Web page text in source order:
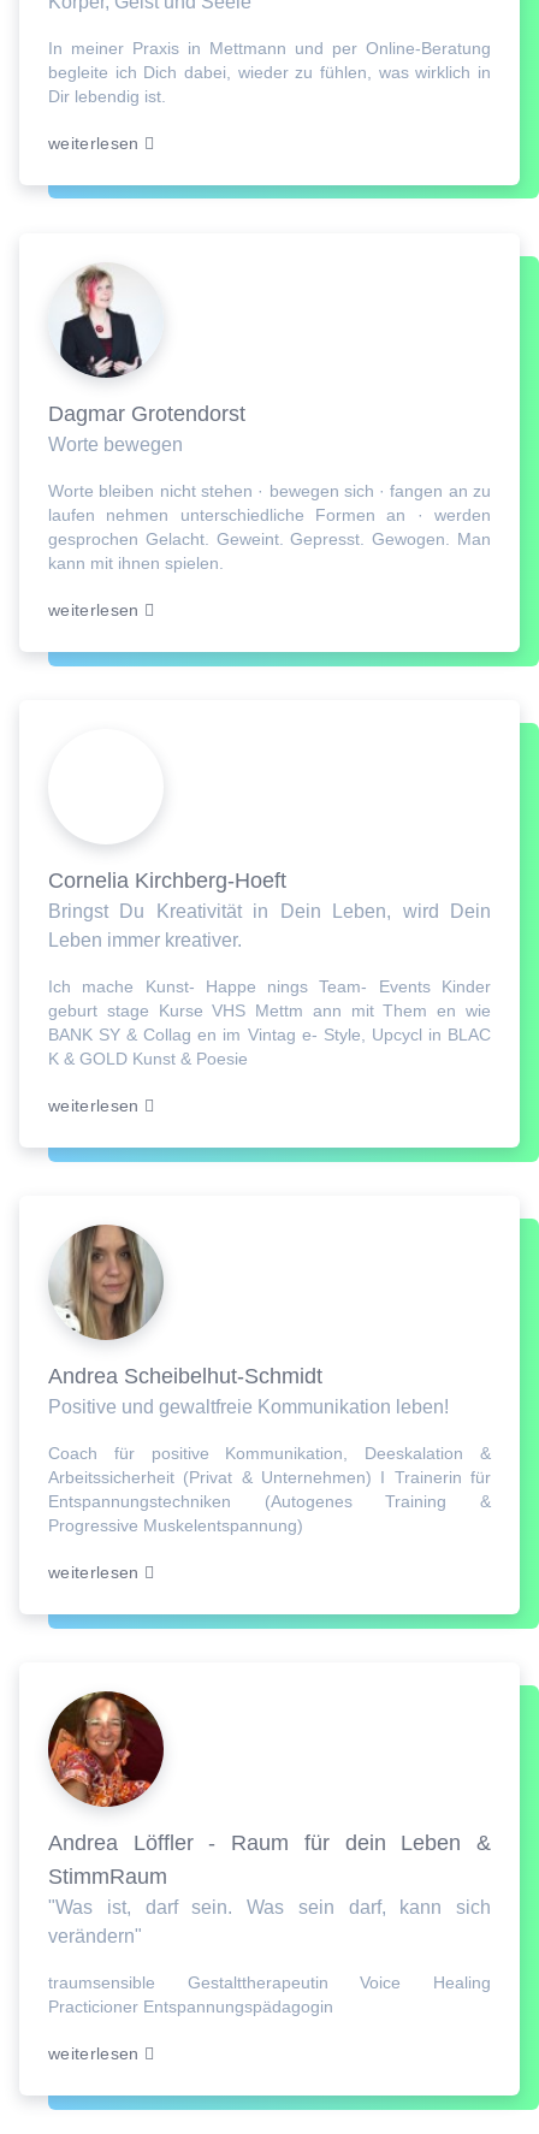
In meiner Praxis in Mettmann und per Online-Beratung
begleite ich Dich dabei, wieder zu fühlen, was wirklich in
Dir lebendig ist.
weiterlesen
Dagmar Grotendorst
Worte bewegen
Worte bleiben nicht stehen · bewegen sich · fangen an zu
laufen nehmen unterschiedliche Formen an · werden
gesprochen Gelacht. Geweint. Gepresst. Gewogen. Man
kann mit ihnen spielen.
weiterlesen
Cornelia Kirchberg-Hoeft
Bringst Du Kreativität in Dein Leben, wird Dein
Leben immer kreativer.
Ich mache Kunst- Happe nings Team- Events Kinder
geburt stage Kurse VHS Mettm ann mit Them en wie
BANK SY & Collag en im Vintag e- Style, Upcycl in BLAC
K & GOLD Kunst & Poesie
weiterlesen
Andrea Scheibelhut-Schmidt
Positive und gewaltfreie Kommunikation leben!
Coach für positive Kommunikation, Deeskalation &
Arbeitssicherheit (Privat & Unternehmen) I Trainerin für
Entspannungstechniken (Autogenes Training &
Progressive Muskelentspannung)
weiterlesen
Andrea Löffler - Raum für dein Leben &
StimmRaum
"Was ist, darf sein. Was sein darf, kann sich
verändern"
traumsensible Gestalttherapeutin Voice Healing
Practicioner Entspannungspädagogin
weiterlesen